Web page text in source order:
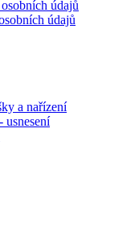
údajů
údajů
a nařízení
usnesení